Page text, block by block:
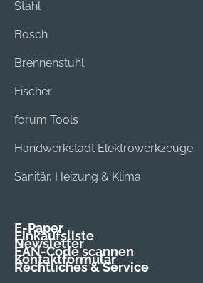
Stahl
Bosch
Brennenstuhl
Fischer
forum Tools
Handwerkstadt Elektrowerkzeuge
Sanitär, Heizung & Klima
E-Paper
Einkaufsliste
Newsletter
EAN-Code scannen
Kontaktformular
Rechtliches & Service